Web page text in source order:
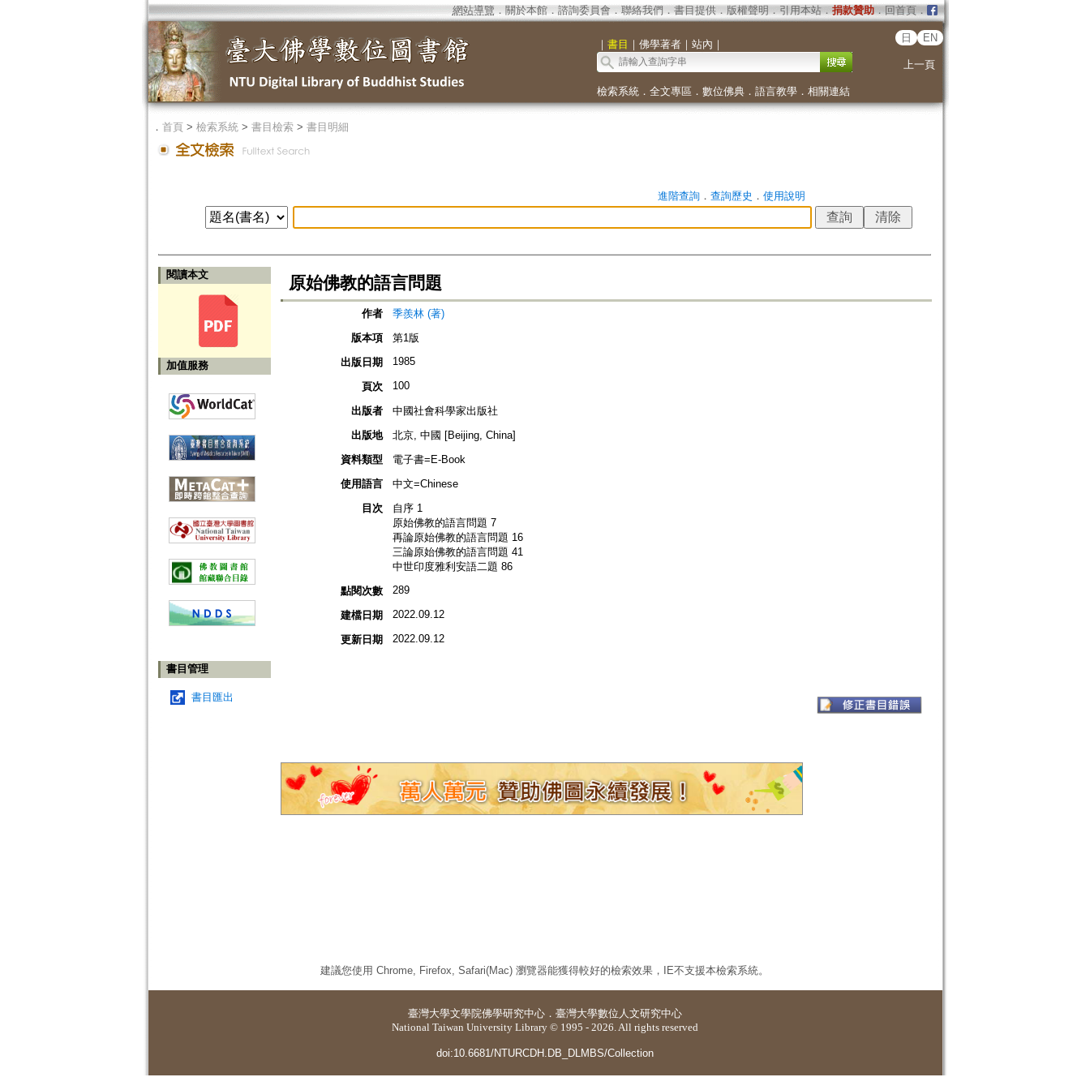
網站導覽 ． 關於本館． 諮詢委員會． 聯絡我們 ． 書目提供． 版權聲明 ． 引用本站． 捐款贊助．回首頁．
｜ 書目 ｜ 佛學著者｜ 站內 ｜
日 EN
上一頁
檢索系統． 全文專區 ． 數位佛典． 語言教學． 相關連結
． 首頁> 檢索系統> 書目檢索> 書目明細
進階查詢． 查詢歷史 ． 使用說明
閱讀本文
加值服務
書目管理
書目匯出
原始佛教的語言問題
作者
季羨林 (著)
版本項
第1版
出版日期
1985
頁次 100
出版者
中國社會科學家出版社
出版地
北京, 中國 [Beijing, China]
資料類型
電子書=E-Book
使用語言
中文=Chinese
目次
自序 1
原始佛教的語言問題 7
再論原始佛教的語言問題 16
三論原始佛教的語言問題 41
中世印度雅利安語二題 86
點閱次數
289
建檔日期 2022.09.12
更新日期 2022.09.12
建議您使用 Chrome, Firefox, Safari(Mac) 瀏覽器能獲得較好的檢索效果，IE不支援本檢索系統。
臺灣大學文學院佛學研究中心 ． 臺灣大學數位人文研究中心
National Taiwan University Library © 1995 - 2026. All rights reserved
doi:10.6681/NTURCDH.DB_DLMBS/Collection